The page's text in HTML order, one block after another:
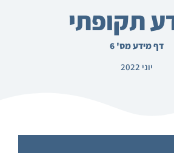
תקופתי
דף מידע מס' 6
יוני 2022